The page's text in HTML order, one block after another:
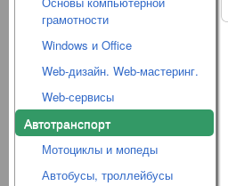
грамотности
Windows и Office
Web-дизайн. Web-мастеринг.
Web-сервисы
Автотранспорт
Мотоциклы и мопеды
Автобусы, троллейбусы